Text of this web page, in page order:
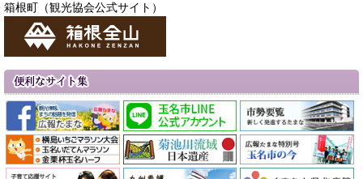
箱根町（観光協会公式サイト）